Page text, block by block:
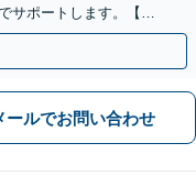
サポートします。【毎
ールでお問い合わせ